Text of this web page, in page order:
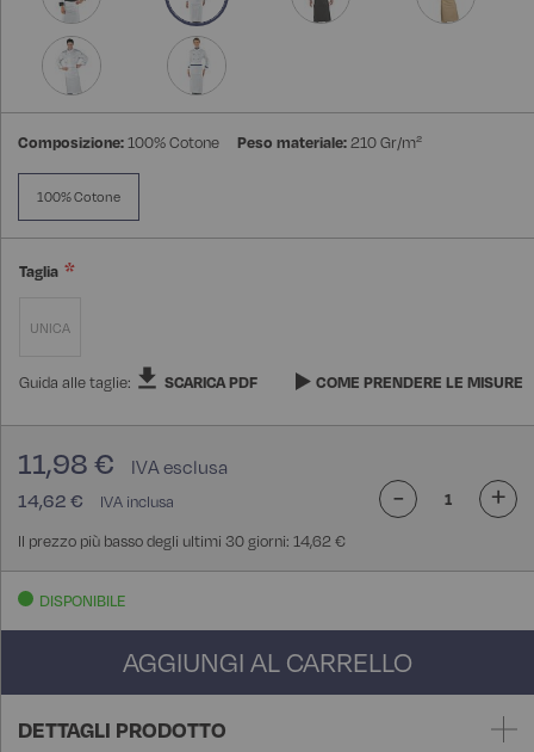
Composizione:100% Cotone Peso materiale:210 Gr/m²
100% Cotone
Taglia
UNICA
Guida alle taglie: SCARICA PDF COME PRENDERE LE MISURE
14,62 €
11,98 €
Il prezzo più basso degli ultimi 30 giorni: 14,62 €
- +
DISPONIBILE
AGGIUNGI AL CARRELLO
DETTAGLI PRODOTTO